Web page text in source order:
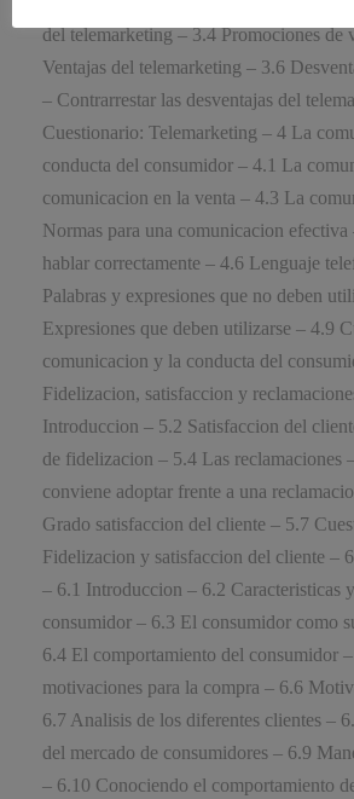
del telemarketing – 3.4 Promociones de
Ventajas del telemarketing – 3.6
– Contrarrestar las desventajas del
Cuestionario: Telemarketing – 4 La
conducta del consumidor – 4.1 La
comunicacion en la venta – 4.3 La
Normas para una comunicacion efectiva
hablar correctamente – 4.6 Lenguaje
Palabras y expresiones que no deben
Expresiones que deben utilizarse – 4.9
comunicacion y la conducta del
Fidelizacion, satisfaccion y
Introduccion – 5.2 Satisfaccion del
de fidelizacion – 5.4 Las reclamaciones
conviene adoptar frente a una
Grado satisfaccion del cliente – 5.7
Fidelizacion y satisfaccion del cliente –
– 6.1 Introduccion – 6.2 Caracteristicas
consumidor – 6.3 El consumidor como
6.4 El comportamiento del consumidor
motivaciones para la compra – 6.6
6.7 Analisis de los diferentes clientes –
del mercado de consumidores – 6.9
– 6.10 Conociendo el comportamiento